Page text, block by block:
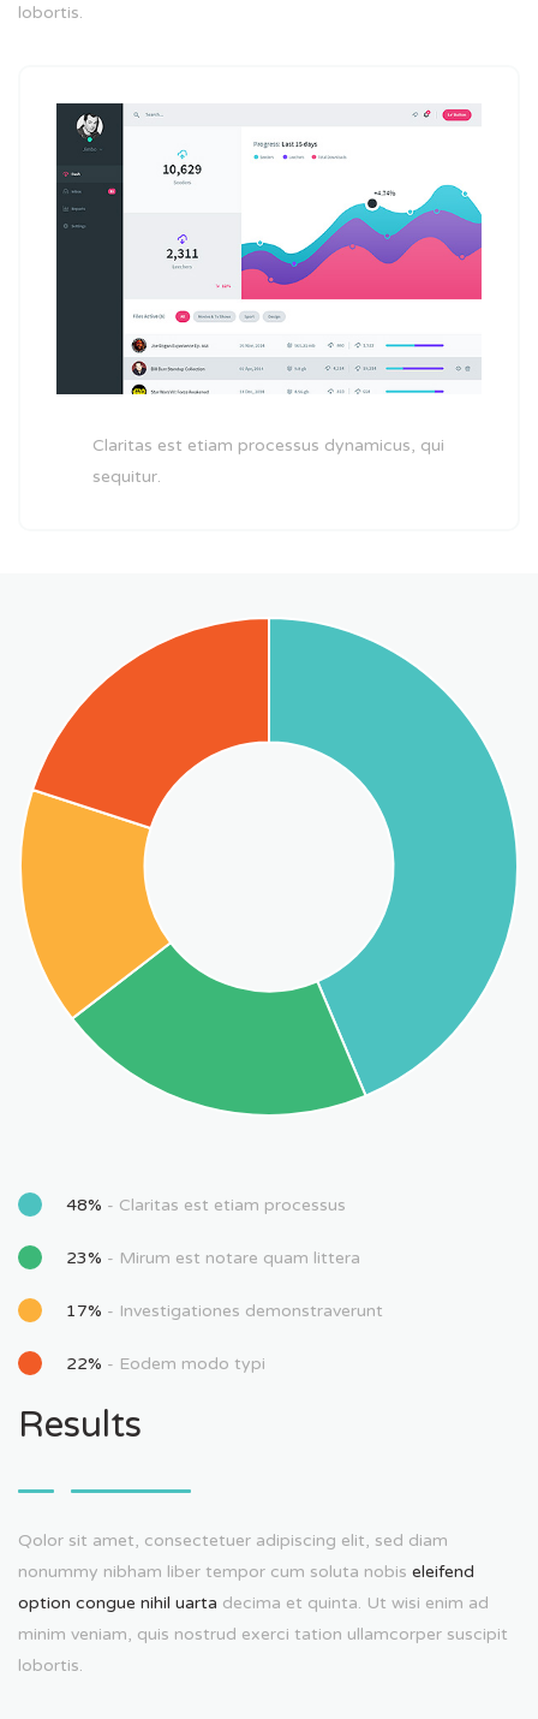
lobortis.
Claritas est etiam processus dynamicus, qui
sequitur.
48% - Claritas est etiam processus
23% - Mirum est notare quam littera
17% - Investigationes demonstraverunt
22% - Eodem modo typi
Results
Qolor sit amet, consectetuer adipiscing elit, sed diam
nonummy nibham liber tempor cum soluta nobis eleifend
option congue nihil uarta decima et quinta. Ut wisi enim ad
minim veniam, quis nostrud exerci tation ullamcorper suscipit
lobortis.